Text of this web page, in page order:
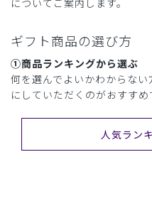
についてご案内します。
ギフト商品の選び方
①商品ランキングから選ぶ
何を選んでよいかわからな
にしていただくのがおすすめ
人気ラン